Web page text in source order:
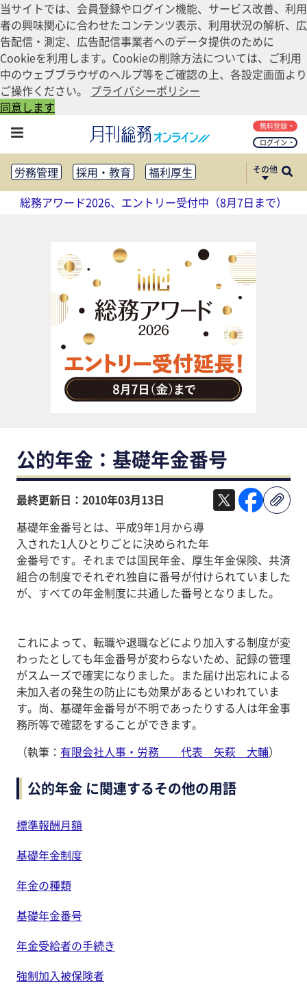
当サイトでは、会員登録やログイン機能、サービス改善、利用
者の興味関心に合わせたコンテンツ表示、利用状況の解析、広
告配信・測定、広告配信事業者へのデータ提供のために
Cookieを利用します。Cookieの削除方法については、ご利用
中のウェブブラウザのヘルプ等をご確認の上、各設定画面より
ご操作ください。 プライバシーポリシー
同意します
ログイン
無料登録
労務管理 採用・教育
福利厚生
健康経営
働き方改革
法務・コンプライアンス
社外・社内広報
社外・社内コミュニケーション活性化
FM・オフィス移転
CSR・SDGs
テクノロジー活用・DX
助成金・補助金・コスト削減
アウトソーシング・BPO
調査・レポート
その他
総務アワード2026、エントリー受付中（8月7日まで）
公的年金：基礎年金番号
最終更新日：2010年03月13日
基礎年金番号とは、平成9年1月から導
入された1人ひとりごとに決められた年
金番号です。それまでは国民年金、厚生年金保険、共済
組合の制度でそれぞれ独自に番号が付けられていました
が、すべての年金制度に共通した番号となりました。
これによって、転職や退職などにより加入する制度が変
わったとしても年金番号が変わらないため、記録の管理
がスムーズで確実になりました。また届け出忘れによる
未加入者の発生の防止にも効果があるといわれていま
す。尚、基礎年金番号が不明であったりする人は年金事
務所等で確認をすることができます。
（執筆： 有限会社人事・労務 代表 矢萩 大輔）
公的年金 に関連するその他の用語
標準報酬月額
基礎年金制度
年金の種類
基礎年金番号
年金受給者の手続き
強制加入被保険者